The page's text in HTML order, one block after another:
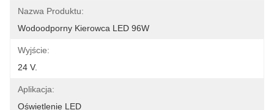
Nazwa Produktu:
Wodoodporny Kierowca LED 96W
Wyjście:
24 V.
Aplikacja:
Oświetlenie LED